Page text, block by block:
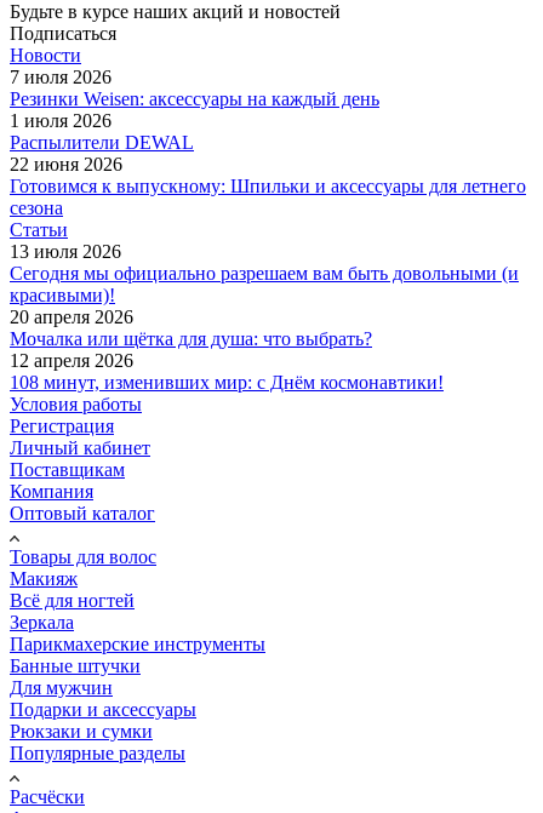
Будьте в курсе наших акций и новостей
Подписаться
Новости
7 июля 2026
Резинки Weisen: аксессуары на каждый день
1 июля 2026
Распылители DEWAL
22 июня 2026
Готовимся к выпускному: Шпильки и аксессуары для летнего
сезона
Статьи
13 июля 2026
Сегодня мы официально разрешаем вам быть довольными (и
красивыми)!
20 апреля 2026
Мочалка или щётка для душа: что выбрать?
12 апреля 2026
108 минут, изменивших мир: с Днём космонавтики!
Условия работы
Регистрация
Личный кабинет
Поставщикам
Компания
Оптовый каталог
Товары для волос
Макияж
Всё для ногтей
Зеркала
Парикмахерские инструменты
Банные штучки
Для мужчин
Подарки и аксессуары
Рюкзаки и сумки
Популярные разделы
Расчёски